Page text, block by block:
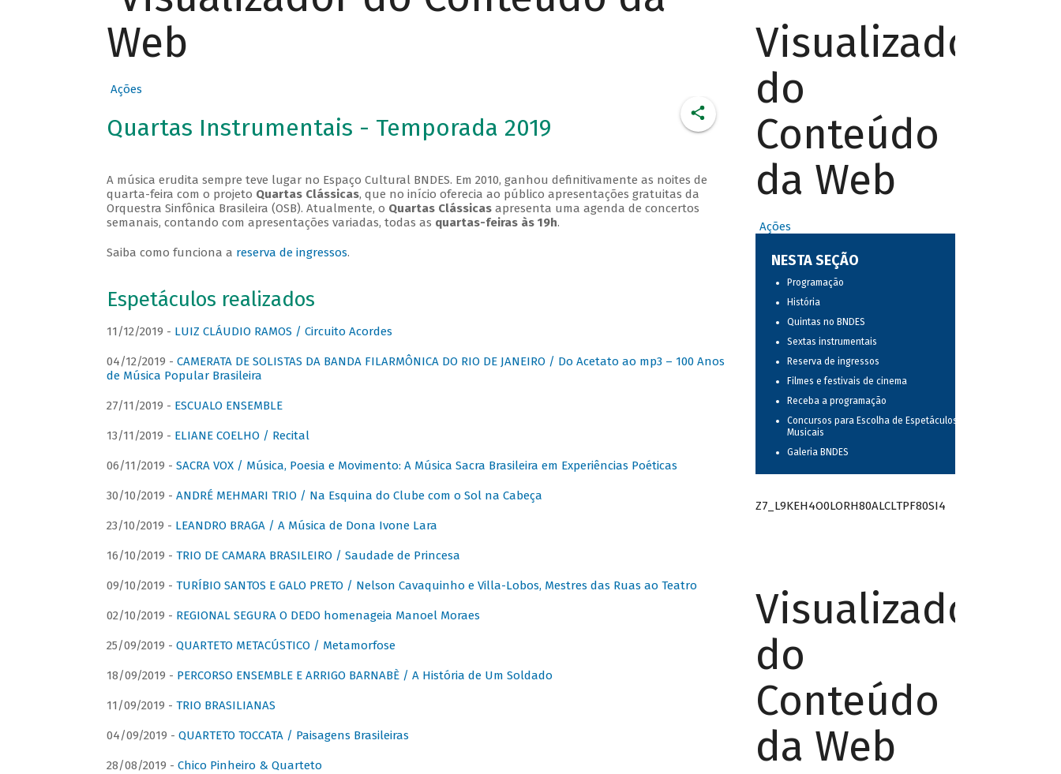
Web
Ações
Quartas Instrumentais - Temporada 2019
A música erudita sempre teve lugar no Espaço Cultural BNDES. Em 2010, ganhou definitivamente as noites de
quarta-feira com o projeto Quartas Clássicas, que no início oferecia ao público apresentações gratuitas da
Orquestra Sinfônica Brasileira (OSB). Atualmente, o Quartas Clássicasapresenta uma agenda de concertos
semanais, contando com apresentações variadas, todas as quartas-feiras às 19h.
Saiba como funciona a reserva de ingressos.
Espetáculos realizados
11/12/2019 - LUIZ CLÁUDIO RAMOS / Circuito Acordes
04/12/2019 - CAMERATA DE SOLISTAS DA BANDA FILARMÔNICA DO RIO DE JANEIRO / Do Acetato ao mp3 – 100 Anos
de Música Popular Brasileira
27/11/2019 - ESCUALO ENSEMBLE
13/11/2019 - ELIANE COELHO / Recital
06/11/2019 - SACRA VOX / Música, Poesia e Movimento: A Música Sacra Brasileira em Experiências Poéticas
30/10/2019 - ANDRÉ MEHMARI TRIO / Na Esquina do Clube com o Sol na Cabeça
23/10/2019 - LEANDRO BRAGA / A Música de Dona Ivone Lara
16/10/2019 - TRIO DE CAMARA BRASILEIRO / Saudade de Princesa
09/10/2019 - TURÍBIO SANTOS E GALO PRETO / Nelson Cavaquinho e Villa-Lobos, Mestres das Ruas ao Teatro
02/10/2019 - REGIONAL SEGURA O DEDO homenageia Manoel Moraes
25/09/2019 - QUARTETO METACÚSTICO / Metamorfose
18/09/2019 - PERCORSO ENSEMBLE E ARRIGO BARNABÈ / A História de Um Soldado
11/09/2019 - TRIO BRASILIANAS
04/09/2019 - QUARTETO TOCCATA / Paisagens Brasileiras
28/08/2019 - Chico Pinheiro & Quarteto
Visualizador
do
Conteúdo
da Web
Ações
NESTA SEÇÃO
Programação
História
Quintas no BNDES
Sextas instrumentais
Reserva de ingressos
Filmes e festivais de cinema
Receba a programação
Concursos para Escolha de Espetáculos
Musicais
Galeria BNDES
Z7_L9KEH4O0LORH80ALCLTPF80SI4
Visualizador
do
Conteúdo
da Web